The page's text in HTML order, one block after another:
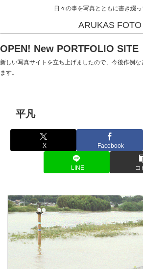
日々の事を写真とともに書き綴っ
ARUKAS FOTO
OPEN! New PORTFOLIO SITE
新しい写真サイトを立ち上げましたので、今後作例な
ます。
平凡
X Facebook
LINE コ